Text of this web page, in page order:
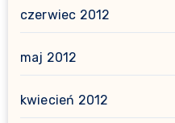
czerwiec 2012
maj 2012
kwiecień 2012